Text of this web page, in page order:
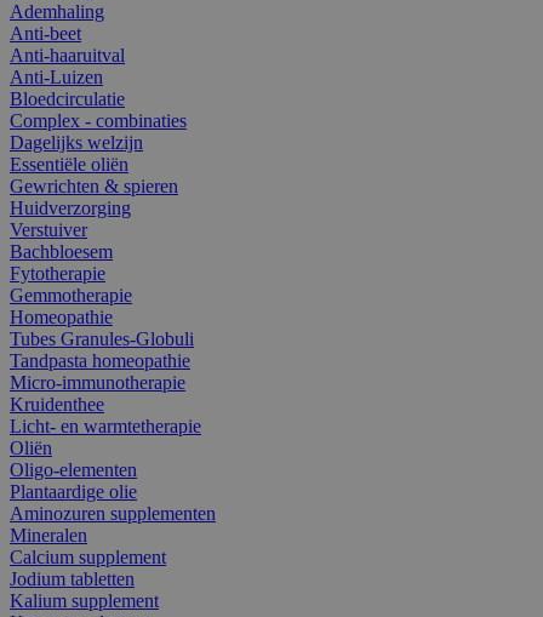
Ademhaling
Anti-beet
Anti-haaruitval
Anti-Luizen
Bloedcirculatie
Complex - combinaties
Dagelijks welzijn
Essentiële oliën
Gewrichten & spieren
Huidverzorging
Verstuiver
Bachbloesem
Fytotherapie
Gemmotherapie
Homeopathie
Tubes Granules-Globuli
Tandpasta homeopathie
Micro-immunotherapie
Kruidenthee
Licht- en warmtetherapie
Oliën
Oligo-elementen
Plantaardige olie
Aminozuren supplementen
Mineralen
Calcium supplement
Jodium tabletten
Kalium supplement